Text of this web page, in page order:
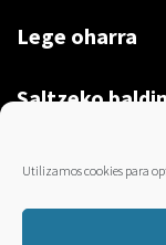
Utilizamos cookies para
Lege oharra
Saltzeko
Garatu du/